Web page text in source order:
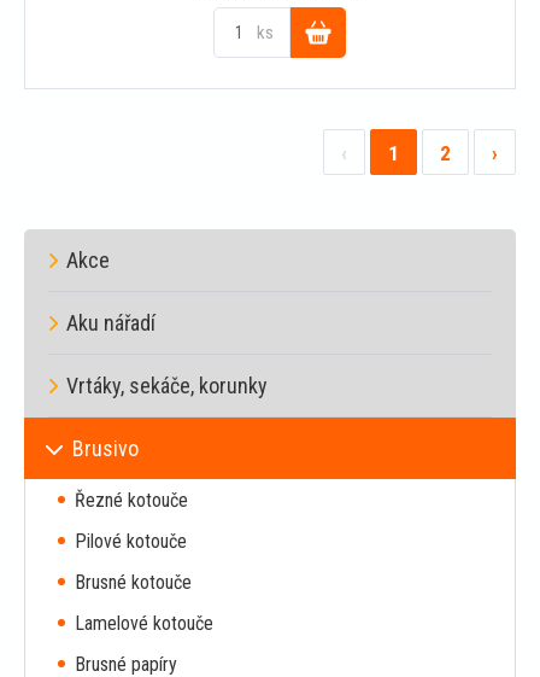
ks
Do
košíku
‹ 1 2 ›
Akce
Aku nářadí
Vrtáky, sekáče, korunky
Brusivo
Řezné kotouče
Pilové kotouče
Brusné kotouče
Lamelové kotouče
Brusné papíry